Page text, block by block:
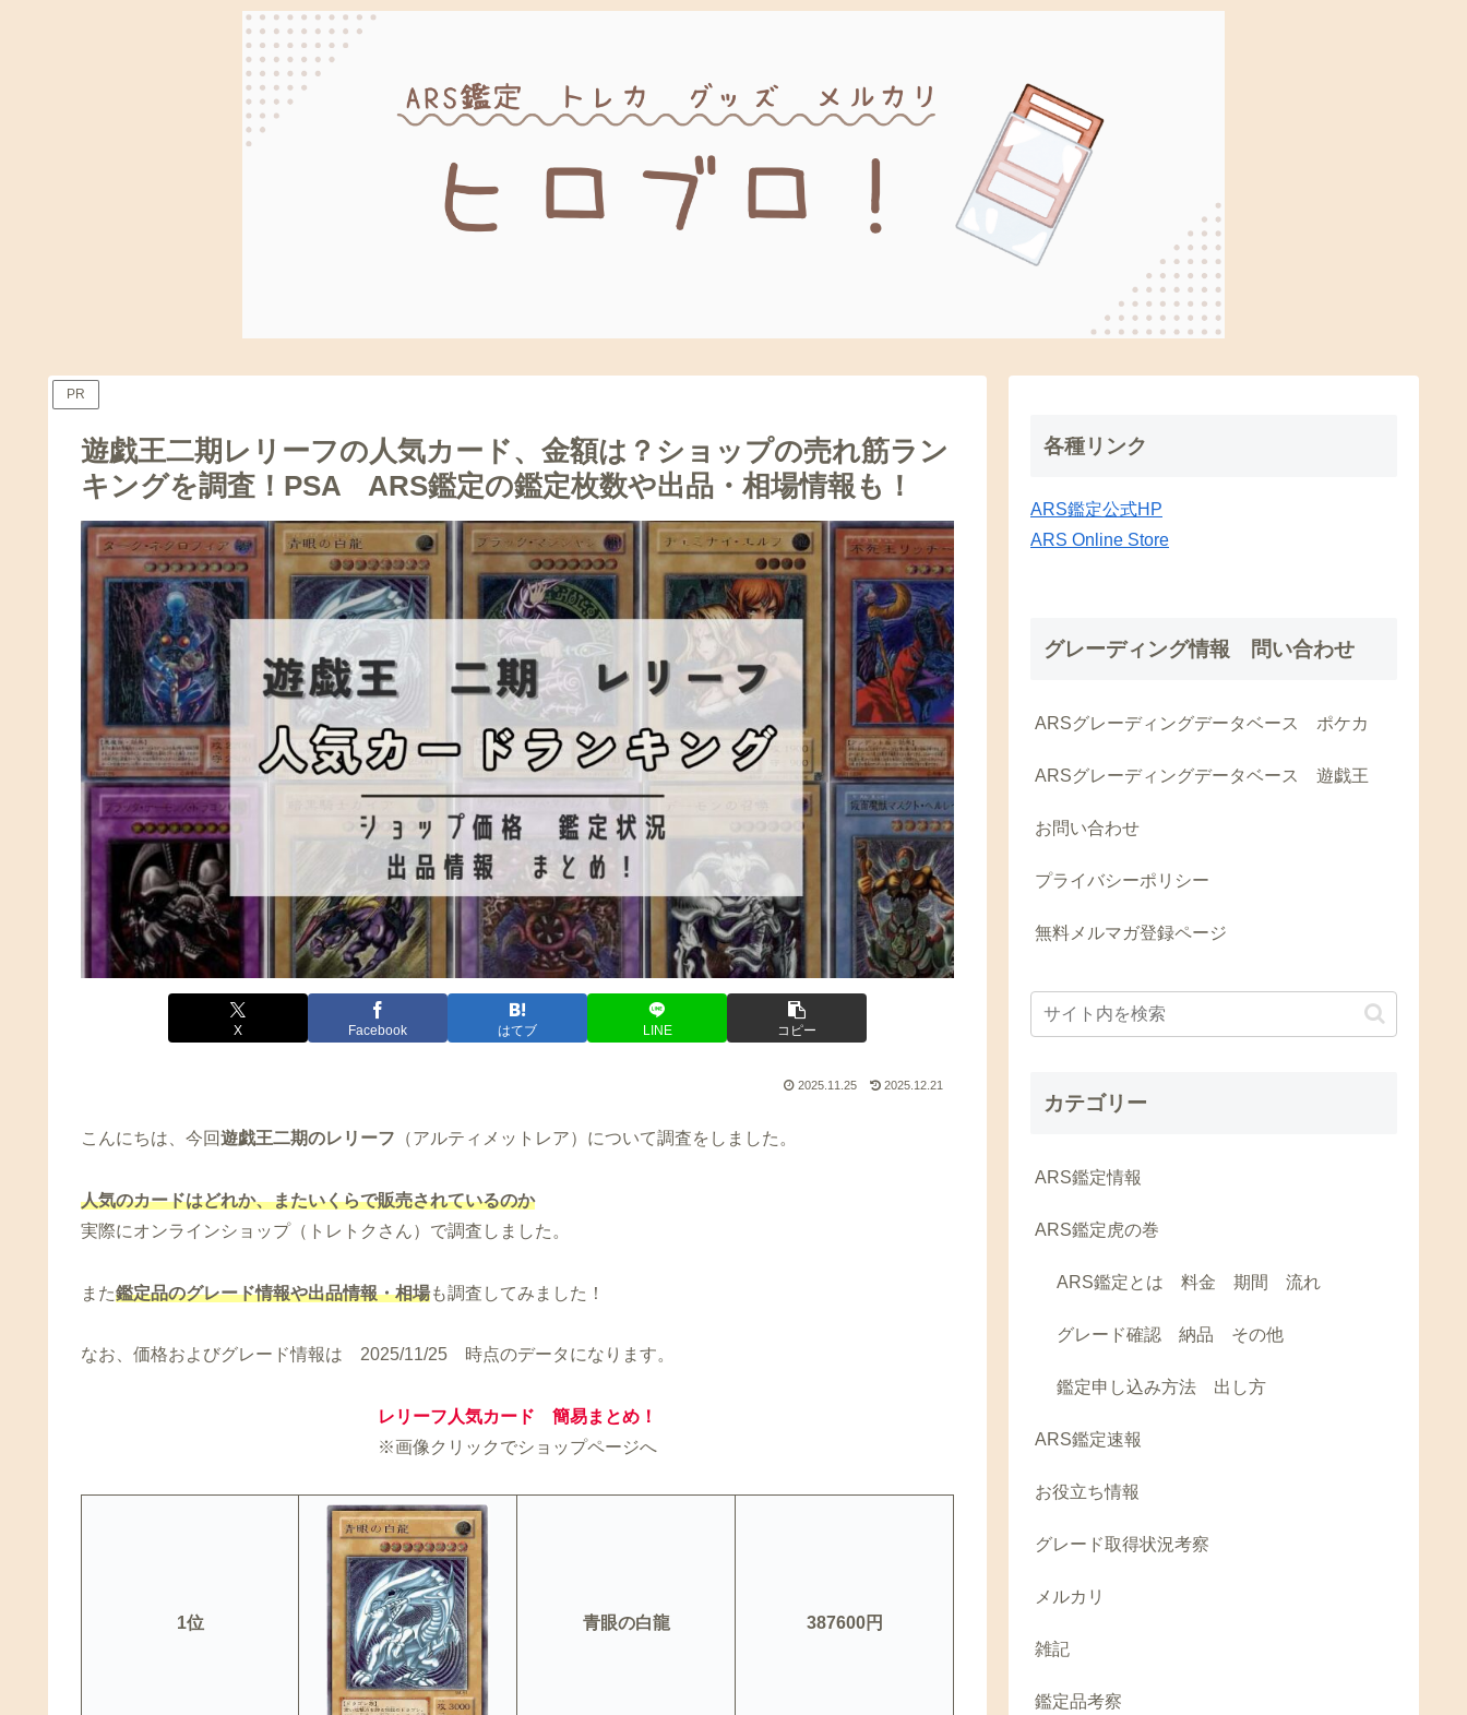
PR
遊戯王二期レリーフの人気カード、金額は？ショップの売れ筋ラン
キングを調査！PSA ARS鑑定の鑑定枚数や出品・相場情報も！
X Facebook はてブ LINE コピー
2025.11.25 2025.12.21
こんにちは、今回遊戯王二期のレリーフ （アルティメットレア）について調査をしました。
人気のカードはどれか、またいくらで販売されているのか
実際にオンラインショップ（トレトクさん）で調査しました。
また鑑定品のグレード情報や出品情報・相場も調査してみました！
なお、価格およびグレード情報は 2025/11/25 時点のデータになります。
レリーフ人気カード
簡易まとめ！
※画像クリックでショップページへ
1位 青眼の白龍 387600円
各種リンク
ARS鑑定公式HP
ARS Online Store
グレーディング情報 問い合わせ
ARSグレーディングデータベース ポケカ
ARSグレーディングデータベース 遊戯王
お問い合わせ
プライバシーポリシー
無料メルマガ登録ページ
カテゴリー
ARS鑑定情報
ARS鑑定虎の巻
ARS鑑定とは 料金 期間 流れ
グレード確認 納品 その他
鑑定申し込み方法 出し方
ARS鑑定速報
お役立ち情報
グレード取得状況考察
メルカリ
雑記
鑑定品考察